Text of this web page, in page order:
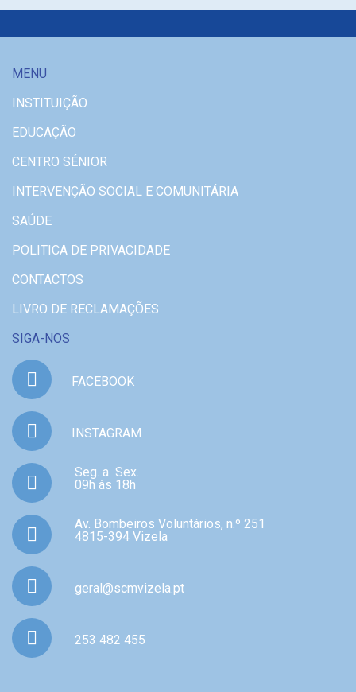
MENU
INSTITUIÇÃO
EDUCAÇÃO
CENTRO SÉNIOR
INTERVENÇÃO SOCIAL E COMUNITÁRIA
SAÚDE
POLITICA DE PRIVACIDADE
CONTACTOS
LIVRO DE RECLAMAÇÕES
SIGA-NOS
FACEBOOK
INSTAGRAM
Seg. a Sex.
09h às 18h
Av. Bombeiros Voluntários, n.º 251
4815-394 Vizela
geral@scmvizela.pt
253 482 455